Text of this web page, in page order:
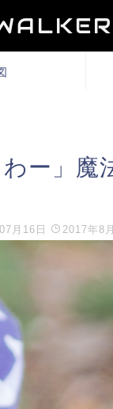
ー」魔
月16日 2017年8